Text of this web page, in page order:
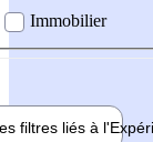
Immobilier
filtres liés à l'